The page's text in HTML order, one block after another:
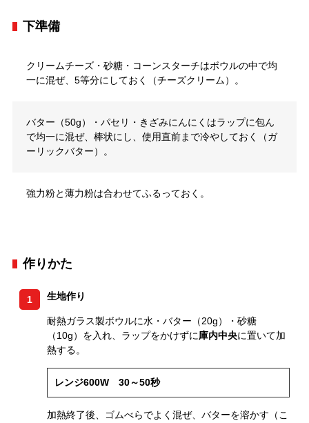
下準備
クリームチーズ・砂糖・コーンスターチはボウルの中で均
一に混ぜ、5等分にしておく（チーズクリーム）。
バター（50g）・パセリ・きざみにんにくはラップに包ん
で均一に混ぜ、棒状にし、使用直前まで冷やしておく（ガ
ーリックバター）。
強力粉と薄力粉は合わせてふるっておく。
作りかた
1 生地作り
耐熱ガラス製ボウルに水・バター（20g）・砂糖
（10g）を入れ、ラップをかけずに庫内中央に置いて加
熱する。
レンジ600W 30～50秒
加熱終了後、ゴムべらでよく混ぜ、バターを溶かす（こ